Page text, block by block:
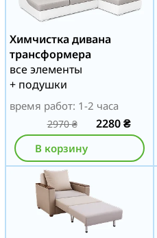
Химчистка дивана
трансформера
все элементы
+ подушки
время работ: 1-2 часа
2970₴ 2280₴
В корзину